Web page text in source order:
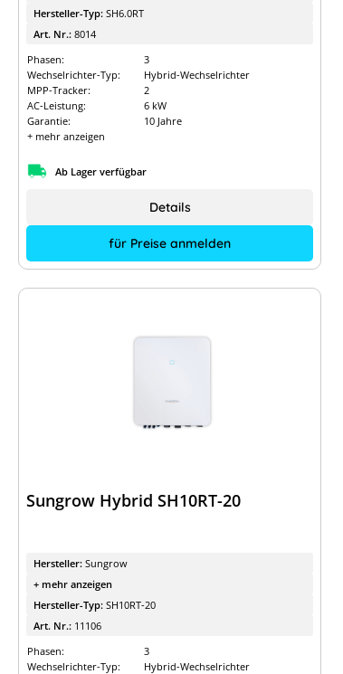
Hersteller-Typ: SH6.0RT
Art. Nr.: 8014
Phasen:
3
Wechselrichter-Typ:
Hybrid-Wechselrichter
MPP-Tracker:
2
AC-Leistung:
6 kW
Garantie:
10 Jahre
+ mehr anzeigen
Ab Lager verfügbar
für Preise anmelden
Details
Sungrow Hybrid SH10RT-20
Hersteller: Sungrow
+ mehr anzeigen
Hersteller-Typ: SH10RT-20
Art. Nr.: 11106
Phasen:
3
Wechselrichter-Typ:
Hybrid-Wechselrichter